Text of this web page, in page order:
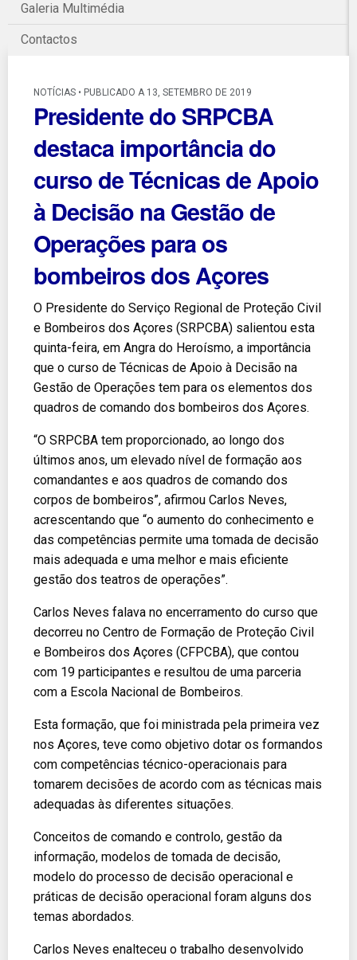
Galeria Multimédia
Contactos
NOTÍCIAS • PUBLICADO A 13, SETEMBRO DE 2019
Presidente do SRPCBA
destaca importância do
curso de Técnicas de Apoio
à Decisão na Gestão de
Operações para os
bombeiros dos Açores
O Presidente do Serviço Regional de Proteção Civil
e Bombeiros dos Açores (SRPCBA) salientou esta
quinta-feira, em Angra do Heroísmo, a importância
que o curso de Técnicas de Apoio à Decisão na
Gestão de Operações tem para os elementos dos
quadros de comando dos bombeiros dos Açores.
“O SRPCBA tem proporcionado, ao longo dos
últimos anos, um elevado nível de formação aos
comandantes e aos quadros de comando dos
corpos de bombeiros”, afirmou Carlos Neves,
acrescentando que “o aumento do conhecimento e
das competências permite uma tomada de decisão
mais adequada e uma melhor e mais eficiente
gestão dos teatros de operações”.
Carlos Neves falava no encerramento do curso que
decorreu no Centro de Formação de Proteção Civil
e Bombeiros dos Açores (CFPCBA), que contou
com 19 participantes e resultou de uma parceria
com a Escola Nacional de Bombeiros.
Esta formação, que foi ministrada pela primeira vez
nos Açores, teve como objetivo dotar os formandos
com competências técnico-operacionais para
tomarem decisões de acordo com as técnicas mais
adequadas às diferentes situações.
Conceitos de comando e controlo, gestão da
informação, modelos de tomada de decisão,
modelo do processo de decisão operacional e
práticas de decisão operacional foram alguns dos
temas abordados.
Carlos Neves enalteceu o trabalho desenvolvido